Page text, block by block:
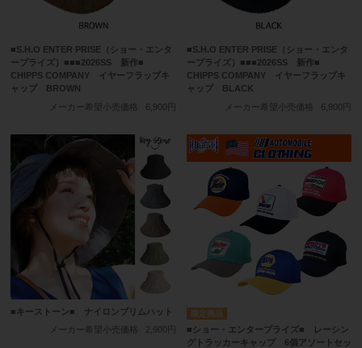
■S.H.O ENTER PRISE（ショー・エンタ
ープライズ）■■■2026SS 新作■
CHIPPS COMPANY イヤーフラップキ
ャップ BROWN
メーカー希望小売価格
6,900円
■S.H.O ENTER PRISE（ショー・エンタ
ープライズ）■■■2026SS 新作■
CHIPPS COMPANY イヤーフラップキ
ャップ BLACK
メーカー希望小売価格
6,900円
■キーストーン■ ナイロンブリムハット
メーカー希望小売価格
2,900円
■ショー・エンタープライズ■ レーシン
グトラッカーキャップ 6個アソートセッ